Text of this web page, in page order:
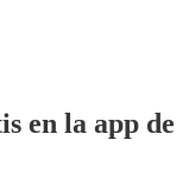
en la app de